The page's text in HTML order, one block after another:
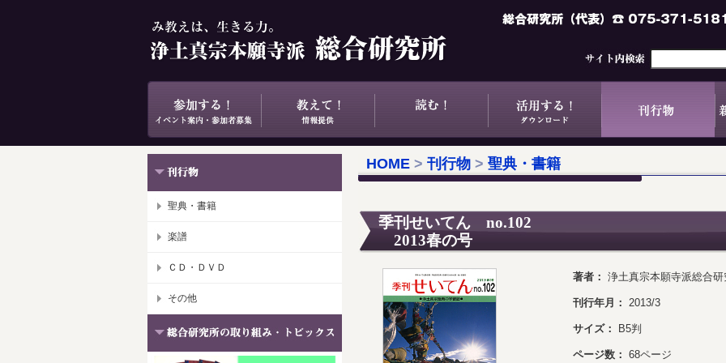
聖典・書籍
楽譜
ＣＤ・ＤＶＤ
その他
HOME > 刊行物 > 聖典・書籍
季刊せいてん no.102
2013春の号
著者： 浄土真宗本願寺派総合研
刊行年月： 2013/3
サイズ： B5判
ページ数： 68ページ